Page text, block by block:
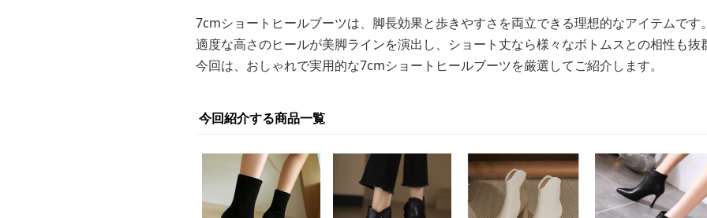
7cmショートヒールブーツは、脚長効果と歩きやすさを両立できる理想的なアイテムです
適度な高さのヒールが美脚ラインを演出し、ショート丈なら様々なボトムスとの相性も抜
今回は、おしゃれで実用的な7cmショートヒールブーツを厳選してご紹介します。
今回紹介する商品一覧